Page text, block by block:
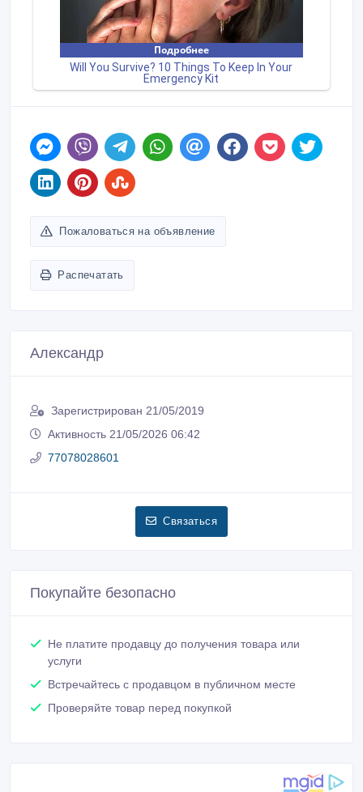
Пожаловаться на объявление
Распечатать
Александр
Зарегистрирован 21/05/2019
Активность 21/05/2026 06:42
77078028601
Связаться
Покупайте безопасно
Не платите продавцу до получения товара или
услуги
Встречайтесь с продавцом в публичном месте
Проверяйте товар перед покупкой